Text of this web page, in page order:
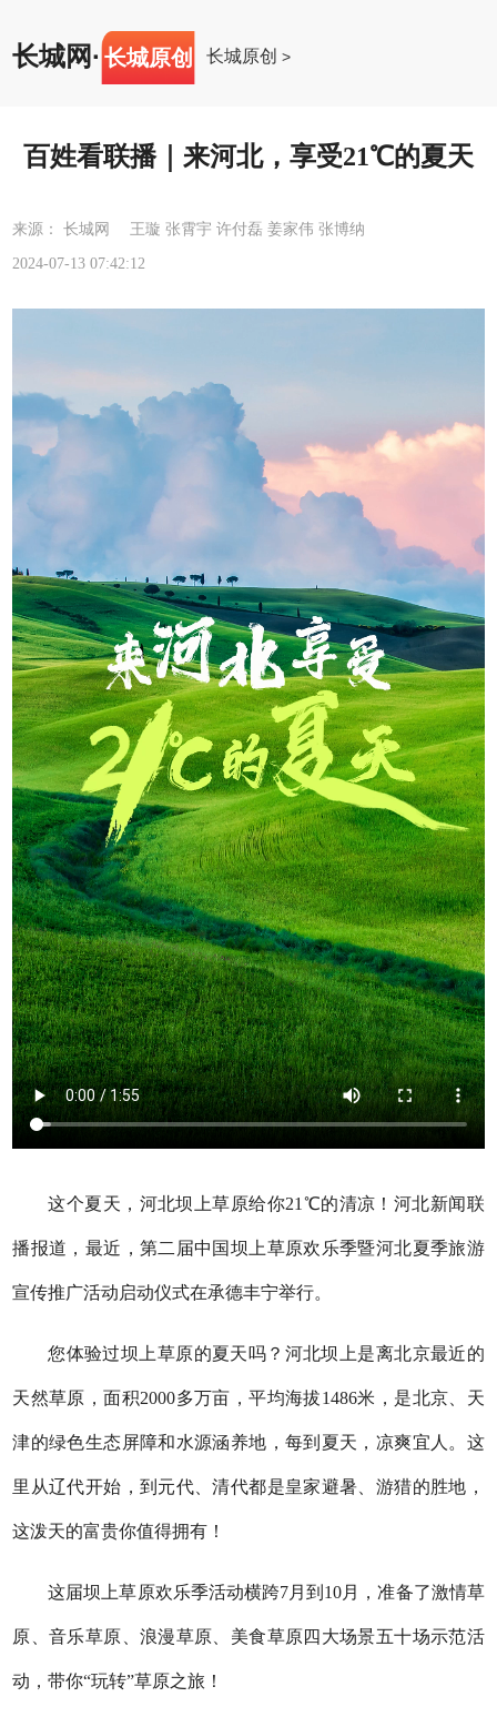
长城网· 长城原创 长城原创 >
百姓看联播｜来河北，享受21℃的夏天
来源： 长城网 王璇 张霄宇 许付磊 姜家伟 张博纳
2024-07-13 07:42:12
这个夏天，河北坝上草原给你21℃的清凉！河北新闻联
播报道，最近，第二届中国坝上草原欢乐季暨河北夏季旅游
宣传推广活动启动仪式在承德丰宁举行。
您体验过坝上草原的夏天吗？河北坝上是离北京最近的
天然草原，面积2000多万亩，平均海拔1486米，是北京、天
津的绿色生态屏障和水源涵养地，每到夏天，凉爽宜人。这
里从辽代开始，到元代、清代都是皇家避暑、游猎的胜地，
这泼天的富贵你值得拥有！
这届坝上草原欢乐季活动横跨7月到10月，准备了激情草
原、音乐草原、浪漫草原、美食草原四大场景五十场示范活
动，带你“玩转”草原之旅！